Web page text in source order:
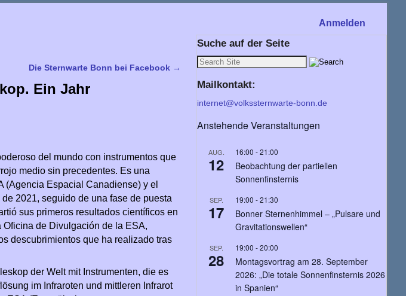
Anmelden
Die Sternwarte Bonn bei Facebook →
Ein Jahr
del mundo con instrumentos que
medio sin precedentes. Es una
Espacial Canadiense) y el
2021, seguido de una fase de puesta
sus primeros resultados científicos en
de Divulgación de la ESA,
descubrimientos que ha realizado tras
der Welt mit Instrumenten, die es
im Infraroten und mittleren Infrarot
Suche auf der Seite
Mailkontakt:
internet@volkssternwarte-bonn.de
Anstehende Veranstaltungen
AUG.
12
16:00 -21:00
Beobachtung der partiellen
Sonnenfinsternis
SEP.
17
19:00 -21:30
Bonner Sternenhimmel – „Pulsare und
Gravitationswellen“
SEP.
28
19:00 -20:00
Montagsvortrag am 28. September
2026: „Die totale Sonnenfinsternis 2026
in Spanien“